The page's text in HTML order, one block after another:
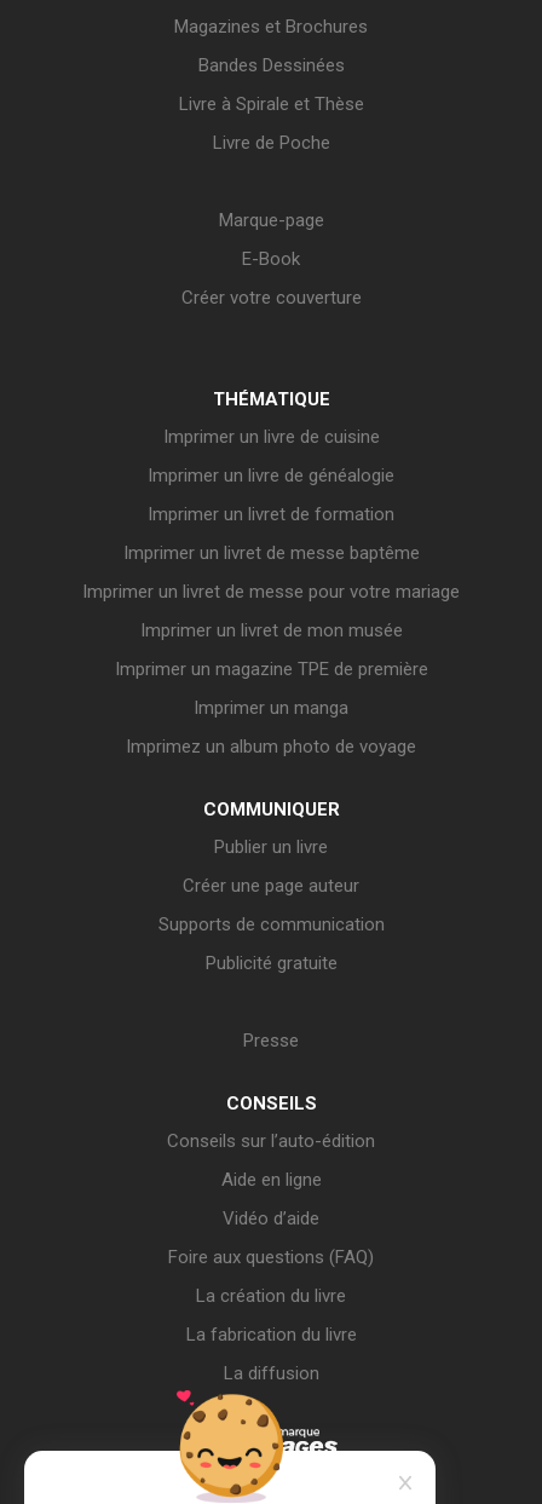
Magazines et Brochures
Bandes Dessinées
Livre à Spirale et Thèse
Livre de Poche
Marque-page
E-Book
Créer votre couverture
THÉMATIQUE
Imprimer un livre de cuisine
Imprimer un livre de généalogie
Imprimer un livret de formation
Imprimer un livret de messe baptême
Imprimer un livret de messe pour votre mariage
Imprimer un livret de mon musée
Imprimer un magazine TPE de première
Imprimer un manga
Imprimez un album photo de voyage
COMMUNIQUER
Publier un livre
Créer une page auteur
Supports de communication
Publicité gratuite
Presse
CONSEILS
Conseils sur l’auto-édition
Aide en ligne
Vidéo d’aide
Foire aux questions (FAQ)
La création du livre
La fabrication du livre
La diffusion